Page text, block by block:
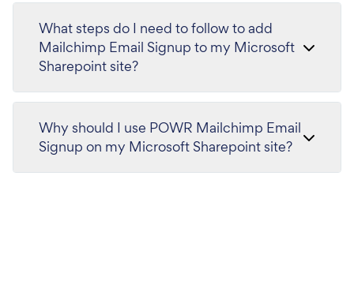
What steps do I need to follow to add
Mailchimp Email Signup to my Microsoft
Sharepoint site?
Why should I use POWR Mailchimp Email
Signup on my Microsoft Sharepoint site?